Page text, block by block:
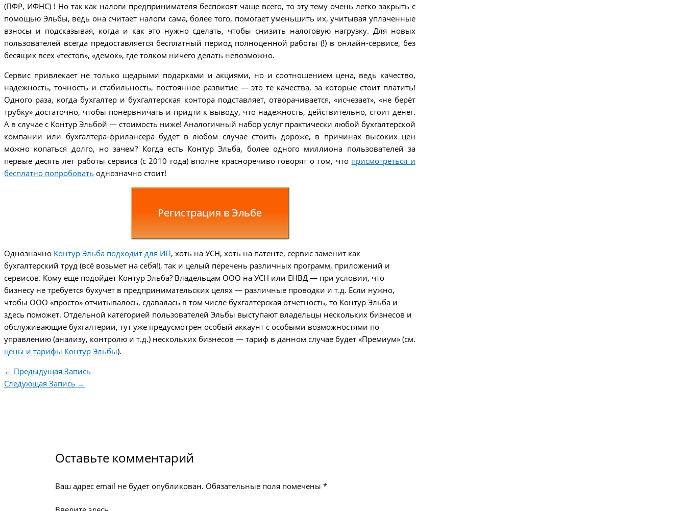
(ПФР, ИФНС) ! Но так как налоги предпринимателя беспокоят чаще всего, то эту тему очень легко закрыть с
помощью Эльбы, ведь она считает налоги сама, более того, помогает уменьшить их, учитывая уплаченные
взносы и подсказывая, когда и как это нужно сделать, чтобы снизить налоговую нагрузку. Для новых
пользователей всегда предоставляется бесплатный период полноценной работы (!) в онлайн-сервисе, без
бесящих всех «тестов», «демок», где толком ничего делать невозможно.
Сервис привлекает не только щедрыми подарками и акциями, но и соотношением цена, ведь качество,
надежность, точность и стабильность, постоянное развитие — это те качества, за которые стоит платить!
Одного раза, когда бухгалтер и бухгалтерская контора подставляет, отворачивается, «исчезает», «не берёт
трубку» достаточно, чтобы понервничать и придти к выводу, что надежность, действительно, стоит денег.
А в случае с Контур Эльбой — стоимость ниже! Аналогичный набор услуг практически любой бухгалтерской
компании или бухгалтера-фрилансера будет в любом случае стоить дороже, в причинах высоких цен
можно копаться долго, но зачем? Когда есть Контур Эльба, более одного миллиона пользователей за
первые десять лет работы сервиса (с 2010 года) вполне красноречиво говорят о том, что присмотреться и
бесплатно попробовать однозначно стоит!
Регистрация в Эльбе
Однозначно Контур Эльба подходит для ИП, хоть на УСН, хоть на патенте, сервис заменит как
бухгалтерский труд (всё возьмет на себя!), так и целый перечень различных программ, приложений и
сервисов. Кому ещё подойдет Контур Эльба? Владельцам ООО на УСН или ЕНВД — при условии, что
бизнесу не требуется бухучет в предпринимательских целях — различные проводки и т.д. Если нужно,
чтобы ООО «просто» отчитывалось, сдавалась в том числе бухгалтерская отчетность, то Контур Эльба и
здесь поможет. Отдельной категорией пользователей Эльбы выступают владельцы нескольких бизнесов и
обслуживающие бухгалтерии, тут уже предусмотрен особый аккаунт с особыми возможностями по
управлению (анализу, контролю и т.д.) нескольких бизнесов — тариф в данном случае будет «Премиум» (см.
цены и тарифы Контур Эльбы).
← Предыдущая Запись
Следующая Запись →
Оставьте комментарий
Ваш адрес email не будет опубликован. Обязательные поля помечены*